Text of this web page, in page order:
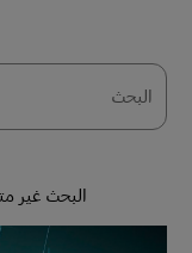
البحث
البحث غير